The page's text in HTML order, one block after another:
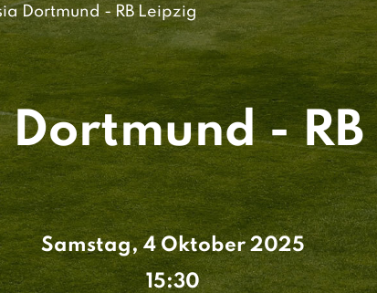
Dortmund - RB Leipzig
Dortmund -
Samstag, 4 Oktober 2025
15:30